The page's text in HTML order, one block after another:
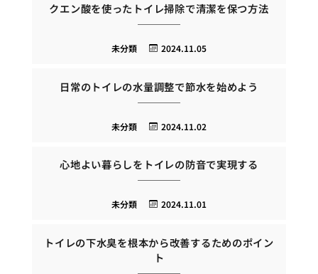
クエン酸を使ったトイレ掃除で清潔を保つ方法
2024.11.05
未分類
日常のトイレの水量調整で節水を始めよう
2024.11.02
未分類
心地よい暮らしをトイレの防音で実現する
2024.11.01
未分類
トイレの下水臭を根本から改善するためのポイン
ト